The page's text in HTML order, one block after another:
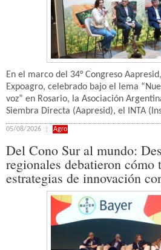
En el marco del 34° Congreso
Expoagro, celebrado bajo el lema
voz” en Rosario, la Asociación
Siembra Directa (Aapresid), el INTA
05/08/2026 Agro
Del Cono Sur al mundo:
regionales debatieron cómo
estrategias de innovación